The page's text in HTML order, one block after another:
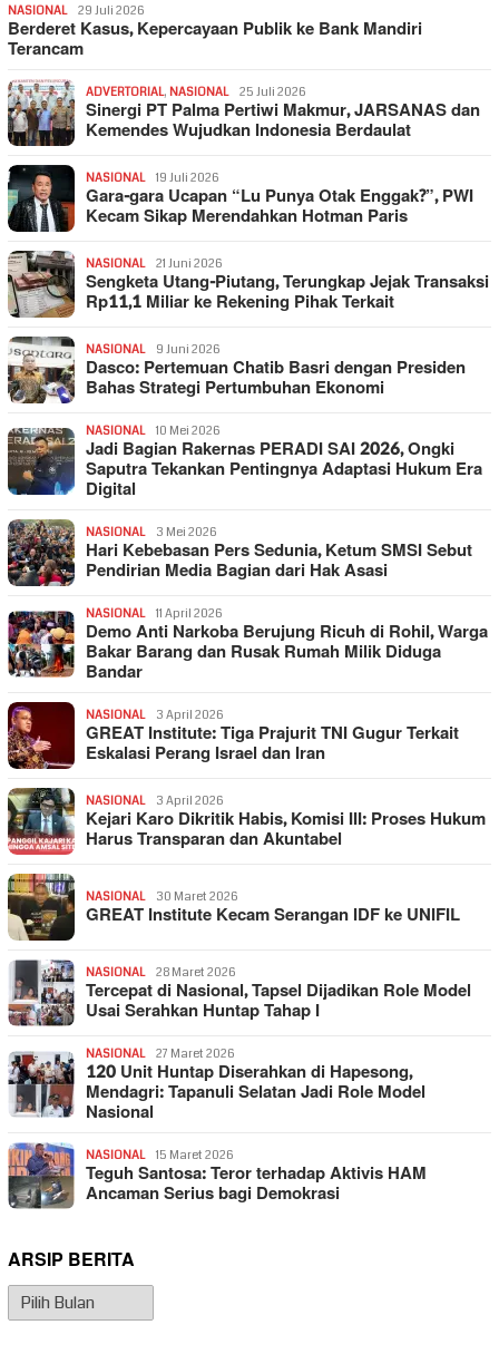
NASIONAL 29 Juli 2026
Berderet Kasus, Kepercayaan Publik ke Bank Mandiri
Terancam
ADVERTORIAL, NASIONAL 25 Juli 2026
Sinergi PT Palma Pertiwi Makmur, JARSANAS dan
Kemendes Wujudkan Indonesia Berdaulat
NASIONAL 19 Juli 2026
Gara-gara Ucapan “Lu Punya Otak Enggak?”, PWI
Kecam Sikap Merendahkan Hotman Paris
NASIONAL 21 Juni 2026
Sengketa Utang-Piutang, Terungkap Jejak Transaksi
Rp11,1 Miliar ke Rekening Pihak Terkait
NASIONAL 9 Juni 2026
Dasco: Pertemuan Chatib Basri dengan Presiden
Bahas Strategi Pertumbuhan Ekonomi
NASIONAL 10 Mei 2026
Jadi Bagian Rakernas PERADI SAI 2026, Ongki
Saputra Tekankan Pentingnya Adaptasi Hukum Era
Digital
NASIONAL 3 Mei 2026
Hari Kebebasan Pers Sedunia, Ketum SMSI Sebut
Pendirian Media Bagian dari Hak Asasi
NASIONAL 11 April 2026
Demo Anti Narkoba Berujung Ricuh di Rohil, Warga
Bakar Barang dan Rusak Rumah Milik Diduga
Bandar
NASIONAL 3 April 2026
GREAT Institute: Tiga Prajurit TNI Gugur Terkait
Eskalasi Perang Israel dan Iran
NASIONAL 3 April 2026
Kejari Karo Dikritik Habis, Komisi III: Proses Hukum
Harus Transparan dan Akuntabel
NASIONAL 30 Maret 2026
GREAT Institute Kecam Serangan IDF ke UNIFIL
NASIONAL 28 Maret 2026
Tercepat di Nasional, Tapsel Dijadikan Role Model
Usai Serahkan Huntap Tahap I
NASIONAL 27 Maret 2026
120 Unit Huntap Diserahkan di Hapesong,
Mendagri: Tapanuli Selatan Jadi Role Model
Nasional
NASIONAL 15 Maret 2026
Teguh Santosa: Teror terhadap Aktivis HAM
Ancaman Serius bagi Demokrasi
ARSIP BERITA
Arsip
Berita